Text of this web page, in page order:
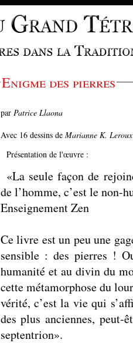
Enigme des pierres
par Patrice Llaona
Avec 16 dessins de Marianne K. Leroux
Présentation de l'œuvre :
«La seule façon de
de l’homme, c’est le non-
Enseignement Zen
Ce livre est un peu une
sensible : des pierres !
humanité et au divin du
cette métamorphose du
vérité, c’est la vie qui
des plus anciennes, peut-
septentrion».